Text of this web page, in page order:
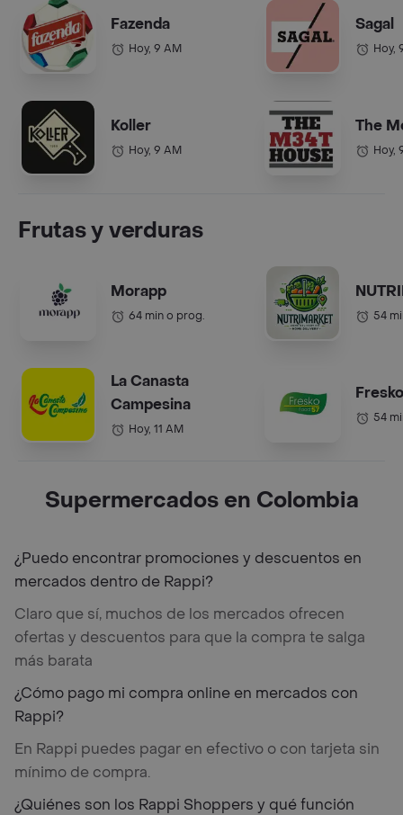
Fazenda
Hoy, 9 AM
Koller
Hoy, 9 AM
Sagal
Hoy,
The
Hoy,
Frutas y verduras
Morapp
64 min o prog.
La Canasta
Campesina
Hoy, 11 AM
54
54
Supermercados en Colombia
¿Puedo encontrar promociones y descuentos en
mercados dentro de Rappi?
Claro que sí, muchos de los mercados ofrecen
ofertas y descuentos para que la compra te salga
más barata
¿Cómo pago mi compra online en mercados con
Rappi?
En Rappi puedes pagar en efectivo o con tarjeta sin
mínimo de compra.
¿Quiénes son los Rappi Shoppers y qué función